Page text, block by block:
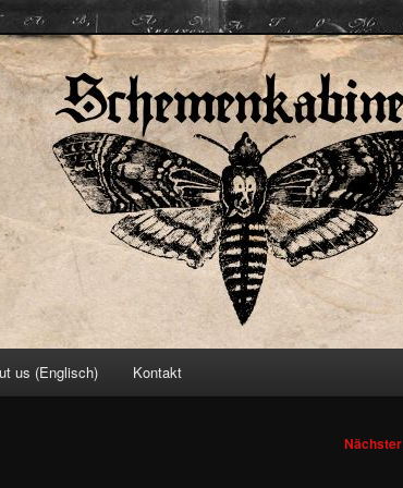
us (Englisch) Kontakt
Nächster